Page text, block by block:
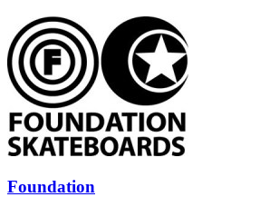
Foundation